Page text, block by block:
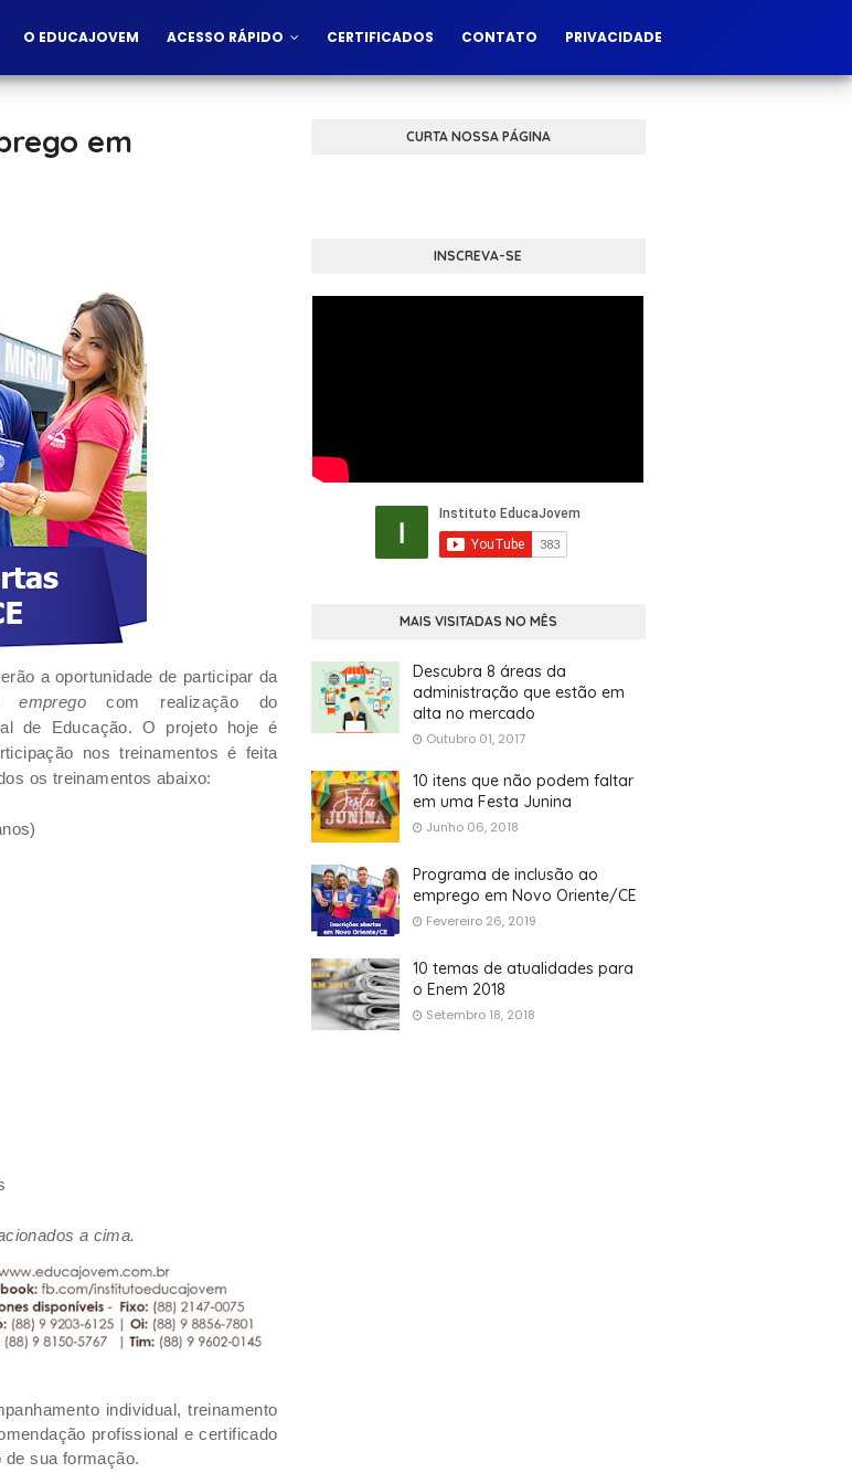
O EDUCAJOVEM ACESSO RÁPIDO CERTIFICADOS CONTATO PRIVACIDADE
em
a oportunidade de participar da
com realização do
de Educação. O projeto hoje é
nos treinamentos é feita
os treinamentos abaixo:
a cima.
individual, treinamento
profissional e certificado
de sua formação.
CURTA NOSSA PÁGINA
INSCREVA-SE
MAIS VISITADAS NO MÊS
Descubra 8 áreas da
administração que estão em
alta no mercado
Outubro 01, 2017
10 itens que não podem faltar
em uma Festa Junina
Junho 06, 2018
Programa de inclusão ao
emprego em Novo Oriente/CE
Fevereiro 26, 2019
10 temas de atualidades para
o Enem 2018
Setembro 18, 2018